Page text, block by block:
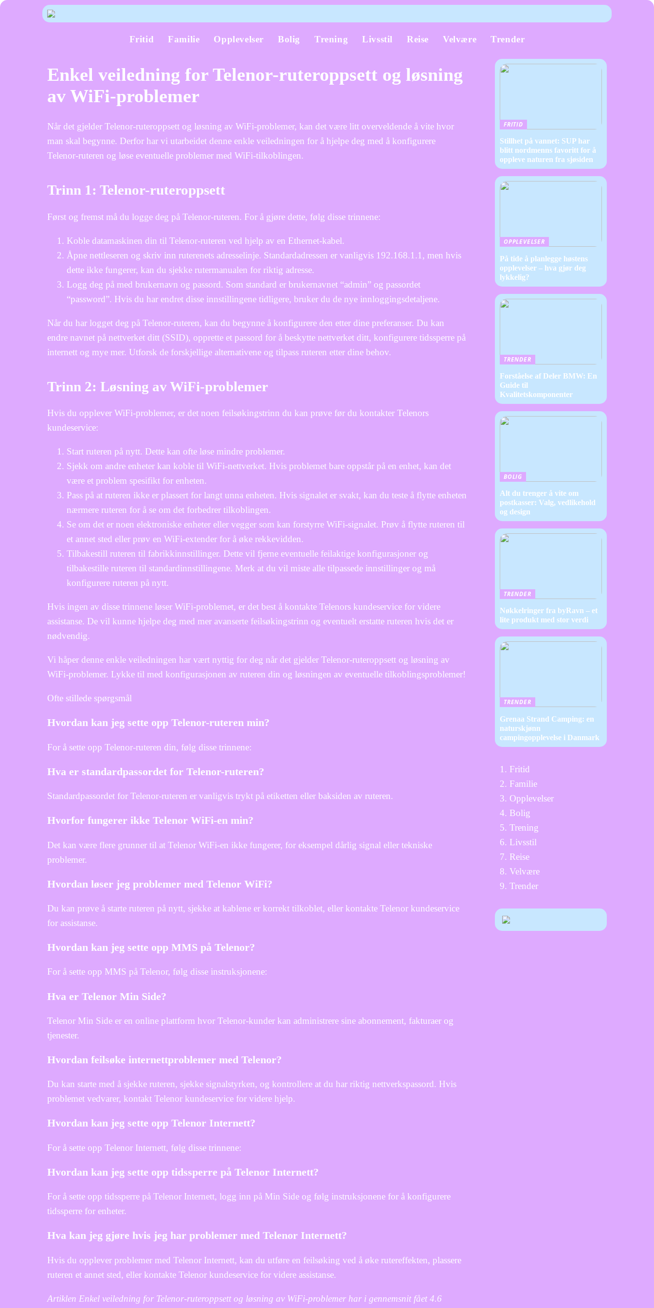
Fritid Familie Opplevelser Bolig Trening Livsstil Reise Velvære Trender
Enkel veiledning for Telenor-ruteroppsett og løsning
av WiFi-problemer
Når det gjelder Telenor-ruteroppsett og løsning av WiFi-problemer, kan det være litt overveldende å vite hvor
man skal begynne. Derfor har vi utarbeidet denne enkle veiledningen for å hjelpe deg med å konfigurere
Telenor-ruteren og løse eventuelle problemer med WiFi-tilkoblingen.
Trinn 1: Telenor-ruteroppsett
Først og fremst må du logge deg på Telenor-ruteren. For å gjøre dette, følg disse trinnene:
Koble datamaskinen din til Telenor-ruteren ved hjelp av en Ethernet-kabel.
Åpne nettleseren og skriv inn ruterenets adresselinje. Standardadressen er vanligvis 192.168.1.1, men hvis
dette ikke fungerer, kan du sjekke rutermanualen for riktig adresse.
Logg deg på med brukernavn og passord. Som standard er brukernavnet “admin” og passordet
“password”. Hvis du har endret disse innstillingene tidligere, bruker du de nye innloggingsdetaljene.
Når du har logget deg på Telenor-ruteren, kan du begynne å konfigurere den etter dine preferanser. Du kan
endre navnet på nettverket ditt (SSID), opprette et passord for å beskytte nettverket ditt, konfigurere tidssperre på
internett og mye mer. Utforsk de forskjellige alternativene og tilpass ruteren etter dine behov.
Trinn 2: Løsning av WiFi-problemer
Hvis du opplever WiFi-problemer, er det noen feilsøkingstrinn du kan prøve før du kontakter Telenors
kundeservice:
Start ruteren på nytt. Dette kan ofte løse mindre problemer.
Sjekk om andre enheter kan koble til WiFi-nettverket. Hvis problemet bare oppstår på en enhet, kan det
være et problem spesifikt for enheten.
Pass på at ruteren ikke er plassert for langt unna enheten. Hvis signalet er svakt, kan du teste å flytte enheten
nærmere ruteren for å se om det forbedrer tilkoblingen.
Se om det er noen elektroniske enheter eller vegger som kan forstyrre WiFi-signalet. Prøv å flytte ruteren til
et annet sted eller prøv en WiFi-extender for å øke rekkevidden.
Tilbakestill ruteren til fabrikkinnstillinger. Dette vil fjerne eventuelle feilaktige konfigurasjoner og
tilbakestille ruteren til standardinnstillingene. Merk at du vil miste alle tilpassede innstillinger og må
konfigurere ruteren på nytt.
Hvis ingen av disse trinnene løser WiFi-problemet, er det best å kontakte Telenors kundeservice for videre
assistanse. De vil kunne hjelpe deg med mer avanserte feilsøkingstrinn og eventuelt erstatte ruteren hvis det er
nødvendig.
Vi håper denne enkle veiledningen har vært nyttig for deg når det gjelder Telenor-ruteroppsett og løsning av
WiFi-problemer. Lykke til med konfigurasjonen av ruteren din og løsningen av eventuelle tilkoblingsproblemer!
Ofte stillede spørgsmål
Hvordan kan jeg sette opp Telenor-ruteren min?
For å sette opp Telenor-ruteren din, følg disse trinnene:
Hva er standardpassordet for Telenor-ruteren?
Standardpassordet for Telenor-ruteren er vanligvis trykt på etiketten eller baksiden av ruteren.
Hvorfor fungerer ikke Telenor WiFi-en min?
Det kan være flere grunner til at Telenor WiFi-en ikke fungerer, for eksempel dårlig signal eller tekniske
problemer.
Hvordan løser jeg problemer med Telenor WiFi?
Du kan prøve å starte ruteren på nytt, sjekke at kablene er korrekt tilkoblet, eller kontakte Telenor kundeservice
for assistanse.
Hvordan kan jeg sette opp MMS på Telenor?
For å sette opp MMS på Telenor, følg disse instruksjonene:
Hva er Telenor Min Side?
Telenor Min Side er en online plattform hvor Telenor-kunder kan administrere sine abonnement, fakturaer og
tjenester.
Hvordan feilsøke internettproblemer med Telenor?
Du kan starte med å sjekke ruteren, sjekke signalstyrken, og kontrollere at du har riktig nettverkspassord. Hvis
problemet vedvarer, kontakt Telenor kundeservice for videre hjelp.
Hvordan kan jeg sette opp Telenor Internett?
For å sette opp Telenor Internett, følg disse trinnene:
Hvordan kan jeg sette opp tidssperre på Telenor Internett?
For å sette opp tidssperre på Telenor Internett, logg inn på Min Side og følg instruksjonene for å konfigurere
tidssperre for enheter.
Hva kan jeg gjøre hvis jeg har problemer med Telenor Internett?
Hvis du opplever problemer med Telenor Internett, kan du utføre en feilsøking ved å øke rutereffekten, plassere
ruteren et annet sted, eller kontakte Telenor kundeservice for videre assistanse.
Artiklen Enkel veiledning for Telenor-ruteroppsett og løsning av WiFi-problemer har i gennemsnit fået4.6
FRITID
Stillhet på vannet: SUP har
blitt nordmenns favoritt for å
oppleve naturen fra sjøsiden
OPPLEVELSER
På tide å planlegge høstens
opplevelser – hva gjør deg
lykkelig?
TRENDER
Forståelse af Deler BMW: En
Guide til
Kvalitetskomponenter
BOLIG
Alt du trenger å vite om
postkasser: Valg, vedlikehold
og design
TRENDER
Nøkkelringer fra byRavn – et
lite produkt med stor verdi
TRENDER
Grenaa Strand Camping: en
naturskjønn
campingopplevelse i Danmark
Fritid
Familie
Opplevelser
Bolig
Trening
Livsstil
Reise
Velvære
Trender